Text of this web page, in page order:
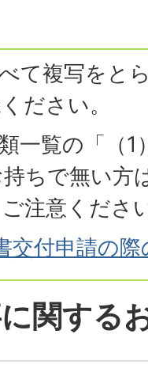
て複写をと
ださい。
一覧の「（
ちで無い方
注意くださ
交付申請の
関する